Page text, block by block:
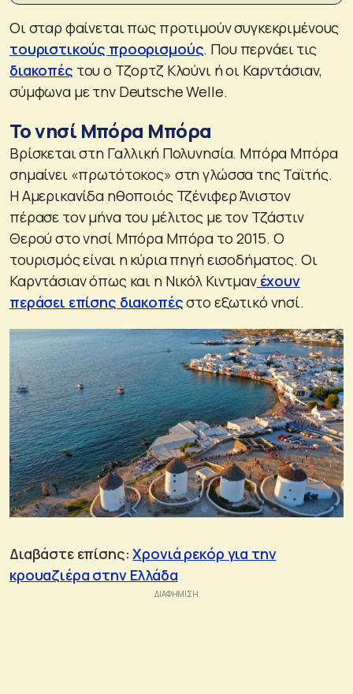
Οι σταρ φαίνεται πως προτιμούν συγκεκριμένους
τουριστικούς προορισμούς. Που περνάει τις
διακοπές του ο Τζορτζ Κλούνι ή οι Καρντάσιαν,
σύμφωνα με την Deutsche Welle.
Το νησί Μπόρα Μπόρα
Βρίσκεται στη Γαλλική Πολυνησία. Μπόρα Μπόρα
σημαίνει «πρωτότοκος» στη γλώσσα της Ταϊτής.
Η Αμερικανίδα ηθοποιός Τζένιφερ Άνιστον
πέρασε τον μήνα του μέλιτος με τον Τζάστιν
Θερού στο νησί Μπόρα Μπόρα το 2015. Ο
τουρισμός είναι η κύρια πηγή εισοδήματος. Οι
Καρντάσιαν όπως και η Νικόλ Κιντμανέχουν
περάσει επίσης διακοπέςστο εξωτικό νησί.
Διαβάστε επίσης:Χρονιά ρεκόρ για την
κρουαζιέρα στην Ελλάδα